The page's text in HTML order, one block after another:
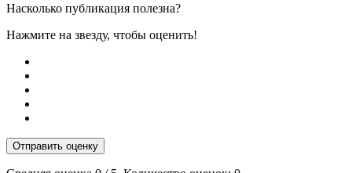
Насколько публикация полезна?
Нажмите на звезду, чтобы оценить!
Отправить оценку